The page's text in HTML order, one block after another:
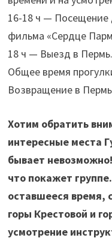
16-18 ч — Посещение
фильма «Сердце
18 ч — Выезд в Пермь.
Общее время
Возвращение в
Хотим обратить
интересные места
бывает
что покажет
оставшееся время,
горы Крестовой и
усмотрение